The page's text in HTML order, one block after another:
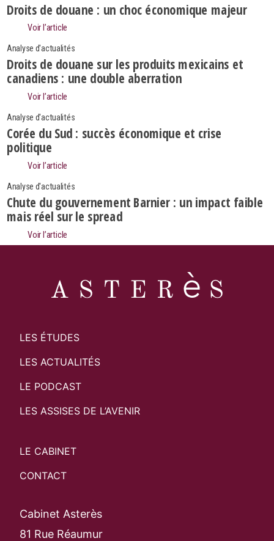
Droits de douane : un choc économique majeur
Voir l’article
Analyse d'actualités
Droits de douane sur les produits mexicains et
canadiens : une double aberration
Voir l’article
Analyse d'actualités
Corée du Sud : succès économique et crise
politique
Voir l’article
Analyse d'actualités
Chute du gouvernement Barnier : un impact faible
mais réel sur le spread
Voir l’article
LES ÉTUDES
LES ACTUALITÉS
LE PODCAST
LES ASSISES DE L’AVENIR
LE CABINET
CONTACT
Cabinet Asterès
81 Rue Réaumur
Search
Rechercher